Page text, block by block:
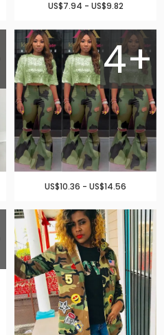
US$7.94 - US$9.82
4+
US$10.36 - US$14.56